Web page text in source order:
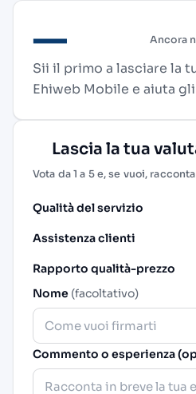
— Ancora
Sii il primo a lasciare la
Ehiweb Mobile e aiuta
Lascia la tua
Vota da 1 a 5 e, se vuoi,
Qualità del servizio
Assistenza clienti
Rapporto qualità-prezzo
Nome (facoltativo)
Commento o esperienza